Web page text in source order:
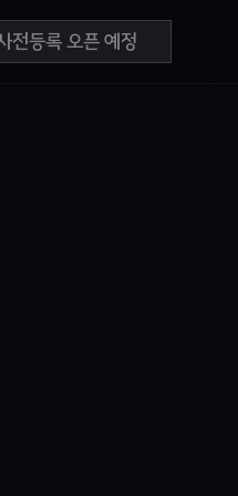
전등록 오픈 예정